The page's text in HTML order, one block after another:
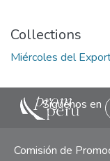
Collections
Miércoles del
Siguenos en
Comisión de